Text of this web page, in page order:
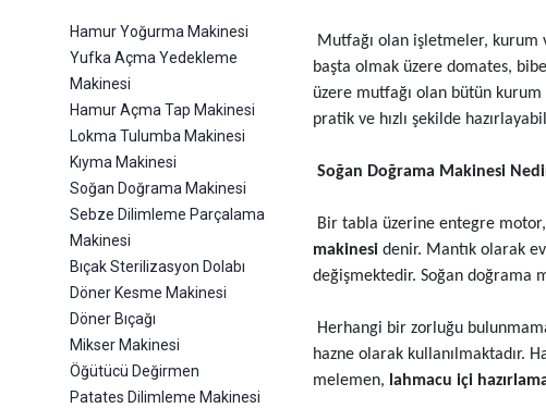
Hamur Yoğurma Makinesi
Yufka Açma Yedekleme
Makinesi
Hamur Açma Tap Makinesi
Lokma Tulumba Makinesi
Kıyma Makinesi
Soğan Doğrama Makinesi
Sebze Dilimleme Parçalama
Makinesi
Bıçak Sterilizasyon Dolabı
Döner Kesme Makinesi
Döner Bıçağı
Mikser Makinesi
Öğütücü Değirmen
Patates Dilimleme Makinesi
Mutfağı olan işletmeler, kurum
başta olmak üzere domates,
üzere mutfağı olan bütün kurum
pratik ve hızlı şekilde
Soğan Doğrama Makinesi
Bir tabla üzerine entegre
makinesi denir. Mantık olarak
değişmektedir. Soğan doğrama
Herhangi bir zorluğu
hazne olarak kullanılmaktadır.
melemen, lahmacu içi